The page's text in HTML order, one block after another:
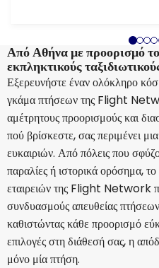
Από Αθήνα με προορισμό
εκπληκτικούς
Εξερευνήστε έναν ολόκληρο
γκάμα πτήσεων της Flight
αμέτρητους προορισμούς και
πού βρίσκεστε, σας περιμένει
ευκαιριών. Από πόλεις που
παραλίες ή ιστορικά ορόσημα,
εταιρειών της Flight Network
συνδυασμούς απευθείας
καθιστώντας κάθε προορισμό
επιλογές στη διάθεσή σας, η
μόνο μία πτήση.